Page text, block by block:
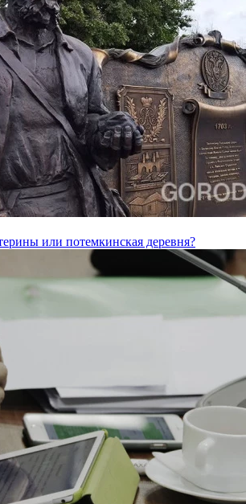
или потемкинская деревня?